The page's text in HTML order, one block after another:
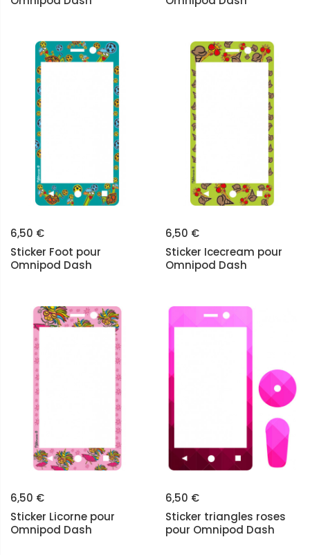
6,50 €
Sticker Foot pour
Omnipod Dash
6,50 €
Sticker Icecream pour
Omnipod Dash
6,50 €
Sticker Licorne pour
Omnipod Dash
6,50 €
Sticker triangles roses
pour Omnipod Dash